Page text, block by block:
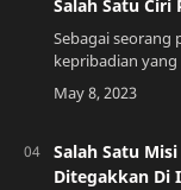
Salah Satu Ciri
Sebagai seorang
kepribadian
Kepribadian
dalam
Salah Satu
Ditegakkan Di